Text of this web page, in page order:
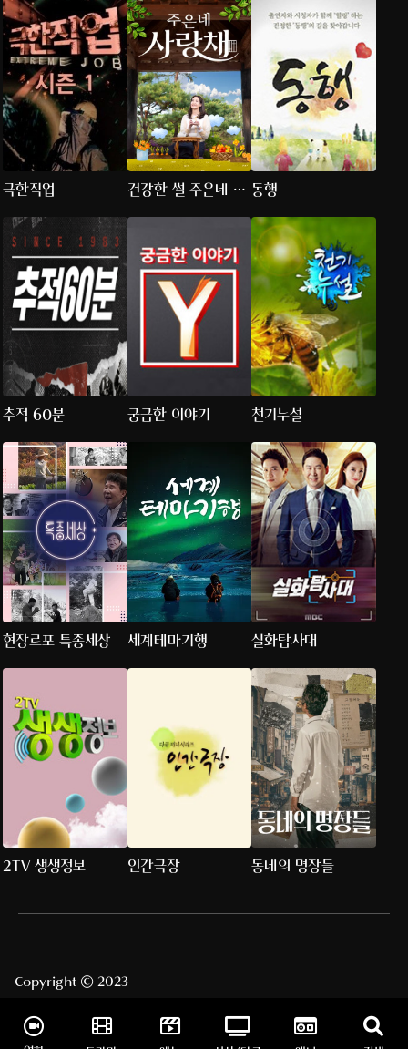
극한직업
건강한 썰 주은네 사
랑채
동행
추적 60분 궁금한 이야기 천기누설
현장르포 특종세상 세계테마기행 실화탐사대
2TV 생생정보 인간극장 동네의 명장들
Copyright © 2023